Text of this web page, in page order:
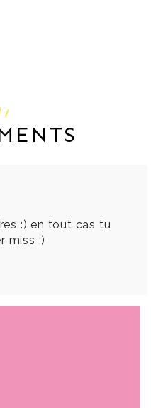
:) en tout cas tu
miss ;)